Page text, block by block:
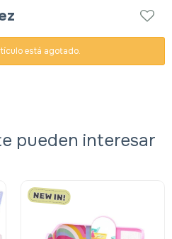
está agotado.
pueden interesar